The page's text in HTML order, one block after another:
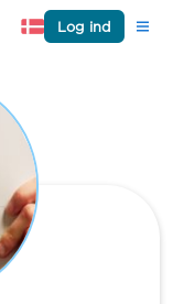
Log ind